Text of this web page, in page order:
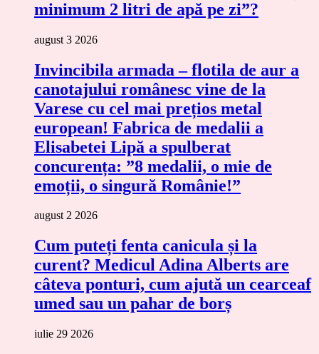
minimum 2 litri de apă pe zi”?
august 3 2026
Invincibila armada – flotila de aur a
canotajului românesc vine de la
Varese cu cel mai prețios metal
european! Fabrica de medalii a
Elisabetei Lipă a spulberat
concurența: ”8 medalii, o mie de
emoții, o singură Românie!”
august 2 2026
Cum puteți fenta canicula și la
curent? Medicul Adina Alberts are
câteva ponturi, cum ajută un cearceaf
umed sau un pahar de borș
iulie 29 2026